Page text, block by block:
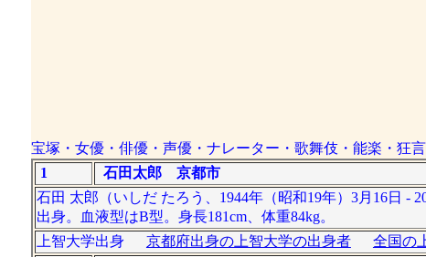
宝塚・女優・俳優・声優・ナレーター・歌舞伎・能楽・狂言
1
石田太郎 京都市
石田 太郎（いしだ たろう、1944年（昭和19年）3月16日 -
出身。血液型はB型。身長181cm、体重84kg。
上智大学出身 京都府出身の上智大学の出身者
全国の